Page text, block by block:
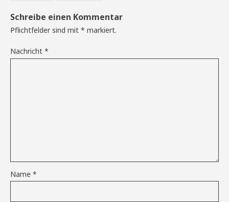
Schreibe einen Kommentar
Pflichtfelder sind mit * markiert.
Nachricht *
Name *